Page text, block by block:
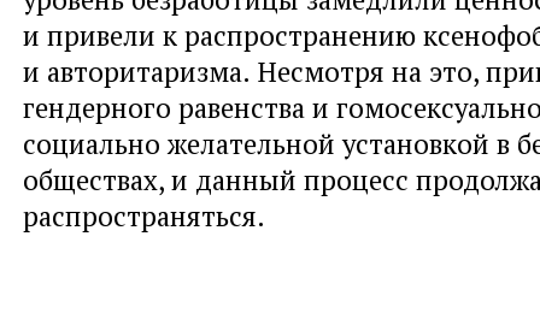
и привели к распространению
и авторитаризма. Несмотря на это,
гендерного равенства и
социально желательной установкой в
обществах, и данный процесс
распространяться.